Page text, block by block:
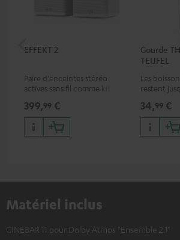
EFFEKT 2
Paire d'enceintes stéréo
actives sans fil comme kit
arrière pour les systèmes
Teufel appropriés
399,99 €
Gourde
TEUFEL
Les
restent
froides le
heures
34,99 €
Matériel inclus
CINEBAR 11 pour Dolby Atmos "Ensemble 2.1"